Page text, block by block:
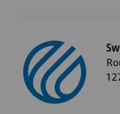
Lesione del
Lesione del menisco